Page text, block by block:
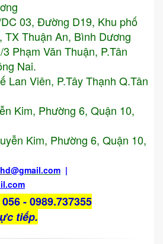
03, Đường D19, Khu phố
TX Thuận An, Bình Dương
Phạm Văn Thuận, P.Tân
Nai.
Lan Viên, P.Tây Thạnh Q.Tân
Kim, Phường 6, Quận 10,
Kim, Phường 6, Quận 10,
@gmail.com |
- 0989.737355
tiếp.